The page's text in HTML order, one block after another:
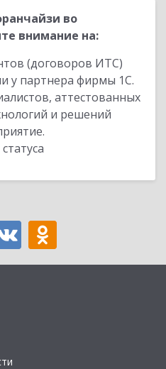
во
внимание на:
(договоров ИТС)
у партнера фирмы 1С.
аттестованных
и решений